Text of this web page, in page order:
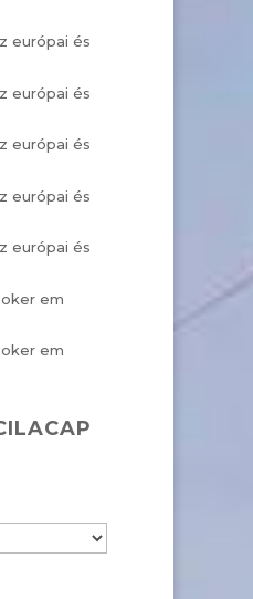
európai és
európai és
európai és
európai és
európai és
em
em